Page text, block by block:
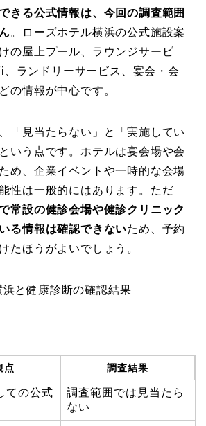
きる公式情報は、今回の調査範囲
。ローズホテル横浜の公式施設案
の屋上プール、ラウンジサービ
ランドリーサービス、宴会・会
の情報が中心です。
「見当たらない」と「実施してい
いう点です。ホテルは宴会場や会
め、企業イベントや一時的な会場
性は一般的にはあります。ただ
常設の健診会場や健診クリニック
る情報は確認できないため、予約
たほうがよいでしょう。
浜と健康診断の確認結果
点 調査結果
ての公式
調査範囲では見当たら
ない